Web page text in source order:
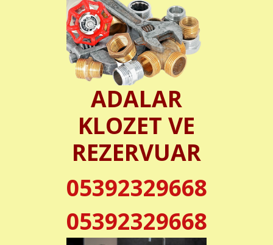
ADALAR
KLOZET VE
REZERVUAR
05392329668
05392329668